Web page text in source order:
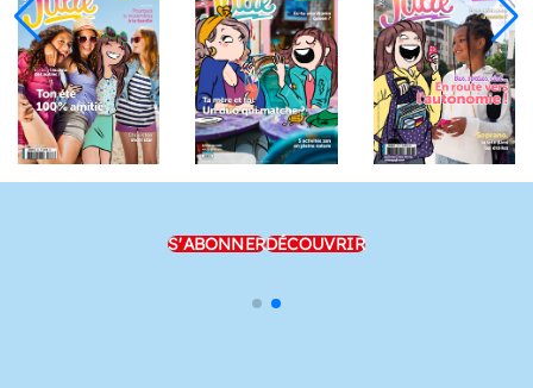
S'ABONNERDÉCOUVRIR